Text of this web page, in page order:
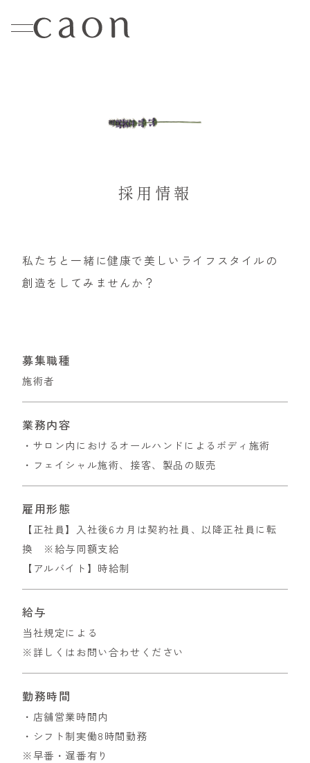
採用情報
私たちと一緒に健康で美しいライフスタイルの
創造をしてみませんか？
募集職種
施術者
業務内容
・サロン内におけるオールハンドによるボディ施術
・フェイシャル施術、接客、製品の販売
雇用形態
【正社員】入社後6カ月は契約社員、以降正社員に転
換 ※給与同額支給
【アルバイト】時給制
給与
当社規定による
※詳しくはお問い合わせください
勤務時間
・店舗営業時間内
・シフト制実働8時間勤務
※早番・遅番有り